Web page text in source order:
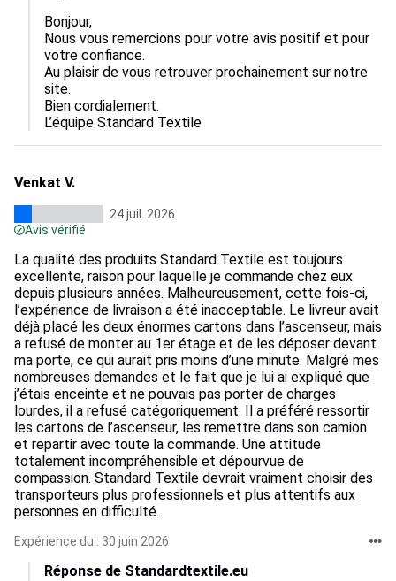
Bonjour,
Nous vous remercions pour votre avis positif et pour
votre confiance.
Au plaisir de vous retrouver prochainement sur notre
site.
Bien cordialement.
L’équipe Standard Textile
Venkat V.
24 juil. 2026
Avis vérifié
La qualité des produits Standard Textile est toujours
excellente, raison pour laquelle je commande chez eux
depuis plusieurs années. Malheureusement, cette fois-ci,
l’expérience de livraison a été inacceptable. Le livreur avait
déjà placé les deux énormes cartons dans l’ascenseur, mais
a refusé de monter au 1er étage et de les déposer devant
ma porte, ce qui aurait pris moins d’une minute. Malgré mes
nombreuses demandes et le fait que je lui ai expliqué que
j’étais enceinte et ne pouvais pas porter de charges
lourdes, il a refusé catégoriquement. Il a préféré ressortir
les cartons de l’ascenseur, les remettre dans son camion
et repartir avec toute la commande. Une attitude
totalement incompréhensible et dépourvue de
compassion. Standard Textile devrait vraiment choisir des
transporteurs plus professionnels et plus attentifs aux
personnes en difficulté.
Expérience du : 30 juin 2026
Réponse de Standardtextile.eu